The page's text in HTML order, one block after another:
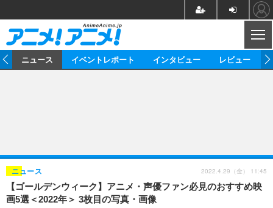
ゲーム グッズ
海外イベント ビジネス
俳優・タレント アーティスト
アニメ 実写
動画
ニュース イベントレポート インタビュー レビュー
【ゴールデンウィーク】アニメ・声優ファン必見のおすすめ映
画5選＜2022年＞ 3枚目の写真・画像
ニュース 2022.4.29（金） 11:45